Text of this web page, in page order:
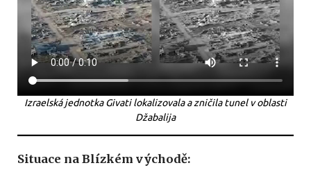
Izraelská jednotka Givati lokalizovala a zničila tunel v oblasti
Džabalija
Situace na Blízkém východě: